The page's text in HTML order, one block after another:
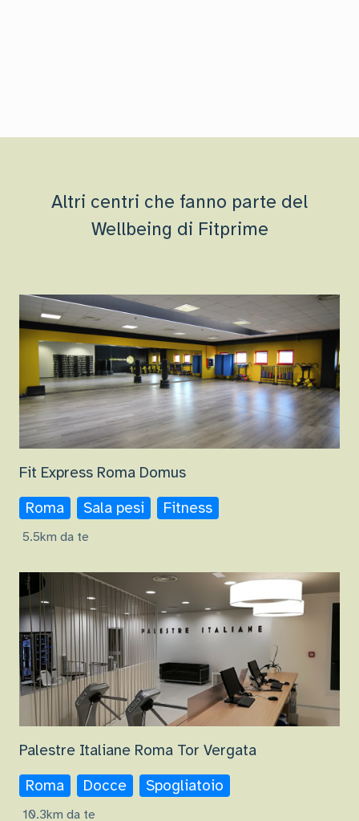
Altri centri che fanno parte del
Wellbeing di Fitprime
Fit Express Roma Domus
Roma
Sala pesi Fitness
5.5km da te
Palestre Italiane Roma Tor Vergata
Roma
Docce Spogliatoio
10.3km da te